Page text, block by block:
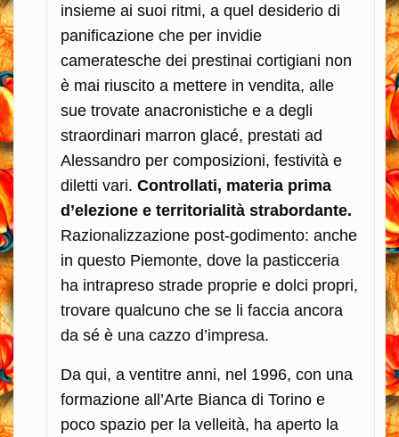
insieme ai suoi ritmi, a quel desiderio di
panificazione che per invidie
cameratesche dei prestinai cortigiani non
è mai riuscito a mettere in vendita, alle
sue trovate anacronistiche e a degli
straordinari marron glacé, prestati ad
Alessandro per composizioni, festività e
diletti vari. Controllati, materia prima
d’elezione e territorialità strabordante.
Razionalizzazione post-godimento: anche
in questo Piemonte, dove la pasticceria
ha intrapreso strade proprie e dolci propri,
trovare qualcuno che se li faccia ancora
da sé è una cazzo d’impresa.
Da qui, a ventitre anni, nel 1996, con una
formazione all’Arte Bianca di Torino e
poco spazio per la velleità, ha aperto la